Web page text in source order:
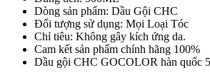
Dòng sản phẩm: Dầu Gội CHC
Đối tượng sử dụng: Mọi Loại Tóc
Chỉ tiêu: Không gây kích ứng da.
Cam kết sản phẩm chính hãng 100%
Dầu gội CHC GOCOLOR hàn quốc